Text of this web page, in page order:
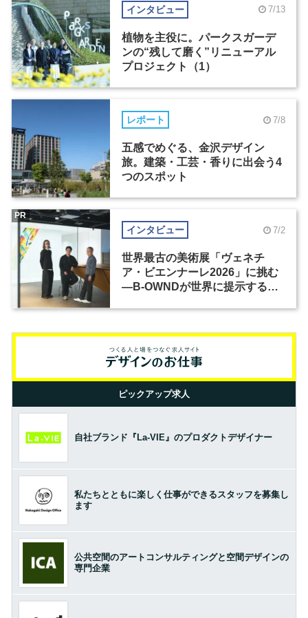
インタビュー 7/13
植物を主役に。パークスガーデ
ンの“残して磨く”リニューアル
プロジェクト（1）
レポート 7/8
五感でめぐる、金沢デザイン
旅。建築・工芸・香りに出会う4
つのスポット
インタビュー 7/2
世界最古の美術展「ヴェネチ
ア・ビエンナーレ2026」に挑む
―B-OWNDが世界に提示する美
PR
ピックアップ求人
自社ブランド『La-VIE』のプロダクトデザイナー
私たちとともに楽しく仕事ができるスタッフを募集し
ます
公共空間のアートコンサルティングと空間デザインの
専門企業